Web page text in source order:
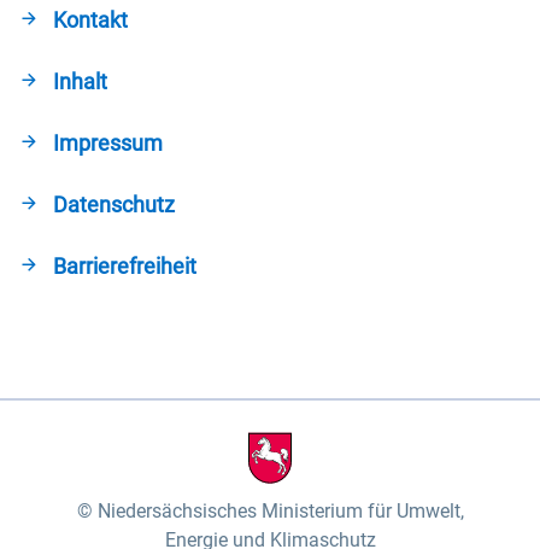
Kontakt
Inhalt
Impressum
Datenschutz
Barrierefreiheit
Niedersächsisches Ministerium für Umwelt,
Energie und Klimaschutz